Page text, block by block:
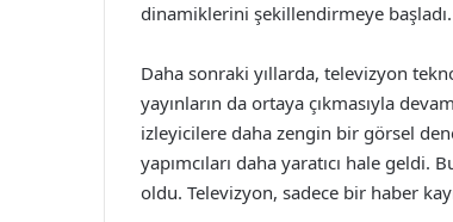
dinamiklerini şekillendirmeye başladı.
Daha sonraki yıllarda, televizyon
yayınların da ortaya çıkmasıyla
izleyicilere daha zengin bir görsel
yapımcıları daha yaratıcı hale
oldu. Televizyon, sadece bir haber